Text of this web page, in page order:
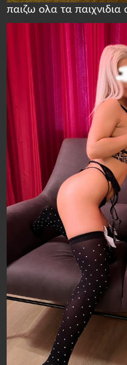
παιζω ολα τα παιχνιδια